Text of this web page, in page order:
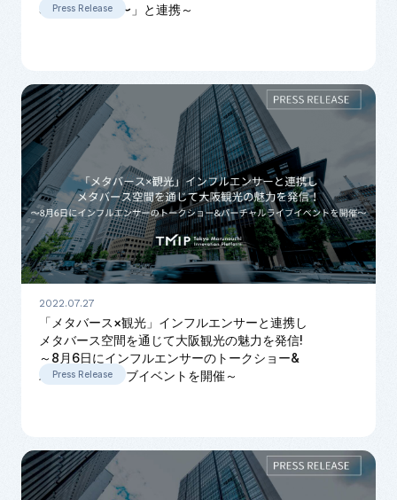
50th BANZAI!〜」と連携～
Press Release
2022.07.27
「メタバース×観光」インフルエンサーと連携し
メタバース空間を通じて大阪観光の魅力を発信!
～8月6日にインフルエンサーのトークショー&
バーチャルライブイベントを開催～
Press Release